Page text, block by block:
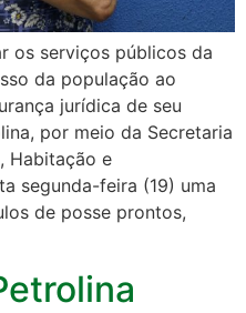
os serviços públicos da
da população ao
jurídica de seu
por meio da Secretaria
Habitação e
segunda-feira (19) uma
de posse prontos,